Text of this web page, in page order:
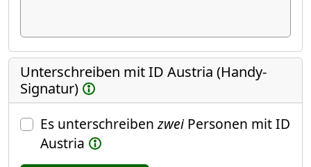
Unterschreiben mit ID Austria (Handy-
Signatur)
Es unterschreibenzweiPersonen mit ID
Austria